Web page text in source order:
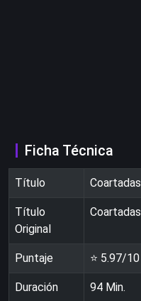
Ficha Técnica
Título Coartadas
Título
Original
Coartadas
Puntaje ⭐ 5.97/10
Duración 94 Min.